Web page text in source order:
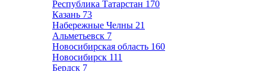
Республика Татарстан 170
Казань 73
Набережные Челны 21
Альметьевск 7
Новосибирская область 160
Новосибирск 111
Бердск 7